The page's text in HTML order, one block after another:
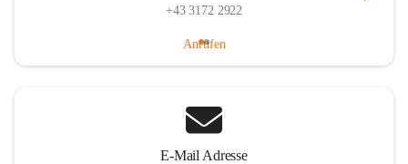
+43 3172 2922
Anrufen
E-Mail Adresse